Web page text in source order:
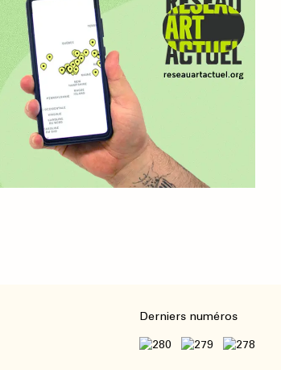
Derniers numéros